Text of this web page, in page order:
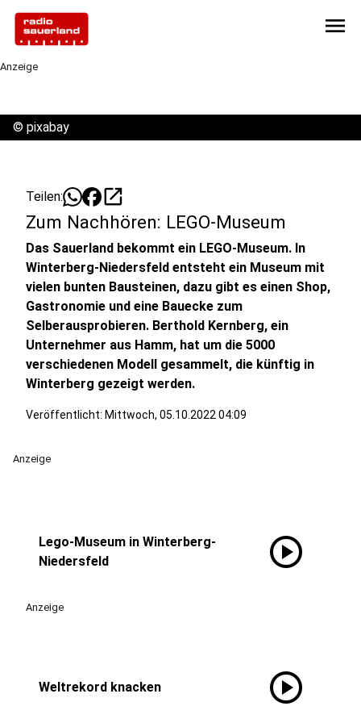
menu
Anzeige
© pixabay
Teilen: open_in_new
Zum Nachhören: LEGO-Museum
Das Sauerland bekommt ein LEGO-Museum. In
Winterberg-Niedersfeld entsteht ein Museum mit
vielen bunten Bausteinen, dazu gibt es einen Shop,
Gastronomie und eine Bauecke zum
Selberausprobieren. Berthold Kernberg, ein
Unternehmer aus Hamm, hat um die 5000
verschiedenen Modell gesammelt, die künftig in
Winterberg gezeigt werden.
Veröffentlicht: Mittwoch, 05.10.2022 04:09
Anzeige
Lego-Museum in Winterberg-
Niedersfeld
play_circle
Anzeige
Weltrekord knacken play_circle